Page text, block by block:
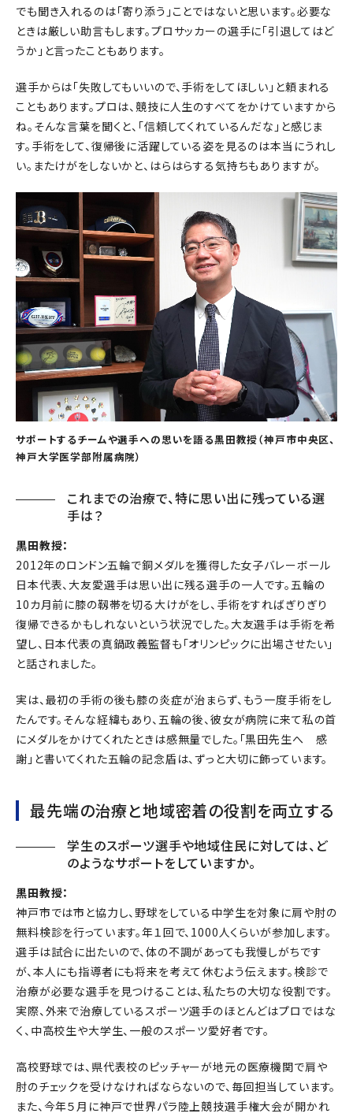
でも聞き入れるのは「寄り添う」ことではないと思います。必要な
ときは厳しい助言もします。プロサッカーの選手に「引退してはど
うか」と言ったこともあります。
選手からは「失敗してもいいので、手術をしてほしい」と頼まれる
こともあります。プロは、競技に人生のすべてをかけていますから
ね。そんな言葉を聞くと、「信頼してくれているんだな」と感じま
す。手術をして、復帰後に活躍している姿を見るのは本当にうれし
い。またけがをしないかと、はらはらする気持ちもありますが。
サポートするチームや選手への思いを語る黒田教授（神戸市中央区、
神戸大学医学部附属病院）
これまでの治療で、特に思い出に残っている選
手は？
黒田教授：
2012年のロンドン五輪で銅メダルを獲得した女子バレーボール
日本代表、大友愛選手は思い出に残る選手の一人です。五輪の
10カ月前に膝の靱帯を切る大けがをし、手術をすればぎりぎり
復帰できるかもしれないという状況でした。大友選手は手術を希
望し、日本代表の真鍋政義監督も「オリンピックに出場させたい」
と話されました。
実は、最初の手術の後も膝の炎症が治まらず、もう一度手術をし
たんです。そんな経緯もあり、五輪の後、彼女が病院に来て私の首
にメダルをかけてくれたときは感無量でした。「黒田先生へ 感
謝」と書いてくれた五輪の記念盾は、ずっと大切に飾っています。
最先端の治療と地域密着の役割を両立する
学生のスポーツ選手や地域住民に対しては、ど
のようなサポートをしていますか。
黒田教授：
神戸市では市と協力し、野球をしている中学生を対象に肩や肘の
無料検診を行っています。年１回で、1000人くらいが参加します。
選手は試合に出たいので、体の不調があっても我慢しがちです
が、本人にも指導者にも将来を考えて休むよう伝えます。検診で
治療が必要な選手を見つけることは、私たちの大切な役割です。
実際、外来で治療しているスポーツ選手のほとんどはプロではな
く、中高校生や大学生、一般のスポーツ愛好者です。
高校野球では、県代表校のピッチャーが地元の医療機関で肩や
肘のチェックを受けなければならないので、毎回担当しています。
また、今年５月に神戸で世界パラ陸上競技選手権大会が開かれ